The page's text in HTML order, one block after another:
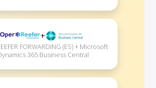
+
FORWARDING (ES) + Microsoft
365 Business Central